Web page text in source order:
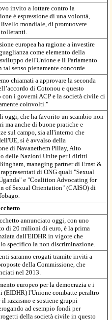
invito a lottare contro la
è espressione di una volontà,
mondiale, di promuovere
europea ha ragione a investire
come elemento della
dell'Unione e il Parlamento
tal senso pienamente concorde.
chiamati a approvare la seconda
di Cotonou e questo
con i governi ACP e la società civile ci
coinvolti."
oggi, che ha favorito un scambio non
ma anche di buone pratiche e
sul campo, sia all'interno che
si è avvalso della
di Navanethem Pillay, Alto
delle Nazioni Unite per i diritti
managing partner di Ernst &
di ONG quali "Sexual
e "Coalition Advocating for
of Sexual Orientation" (CAISO) di
annunciato oggi, con uno
di 20 milioni di euro, è la prima
dall'EIDHR in vigore che
specifico la non discriminazione.
saranno erogati tramite inviti a
della Commissione, che
nel 2013.
europeo per la democrazia e i
(EIDHR) l'Unione combatte peraltro
razzismo e sostiene gruppi
ad esempio fondi per
della società civile in questo